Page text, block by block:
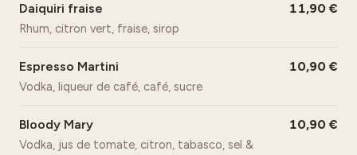
Daiquiri fraise
Rhum, citron vert, fraise, sirop
11,90
Espresso Martini
Vodka, liqueur de café, café, sucre
10,90
Bloody Mary
Vodka, jus de tomate, citron, tabasco, sel &
10,90